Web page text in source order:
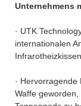
Unternehmens
· UTK
internationalen
Infrarotheizkissen.
·
Waffe